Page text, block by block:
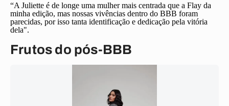
“A Juliette é de longe uma mulher mais centrada que a Flay da
minha edição, mas nossas vivências dentro do BBB foram
parecidas, por isso tanta identificação e dedicação pela vitória
dela".
Frutos do pós-BBB